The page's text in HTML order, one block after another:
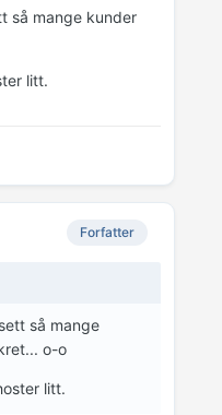
så mange kunder
litt.
Forfatter
så mange
o-o
litt.